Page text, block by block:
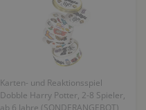
Karten- und Reaktionsspiel
Dobble Harry Potter, 2-8 Spieler,
ab 6 Jahre (SONDERANGEBOT)